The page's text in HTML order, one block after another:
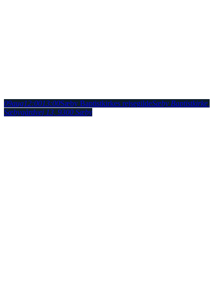
09aug12:0013:00Sæby Baptistkirkes rejsegildeSæby Baptistkirke
Sæbygårdvej 13, 9300 Sæby